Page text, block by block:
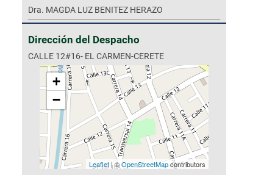
Dra. MAGDA LUZ BENITEZ HERAZO
Dirección del Despacho
CALLE 12#16- EL CARMEN-CERETE
+
−
Leaflet | ©OpenStreetMapcontributors